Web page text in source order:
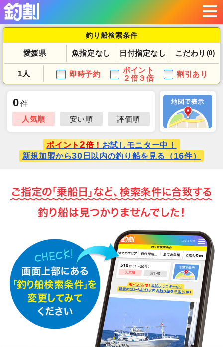
釣り船検索条件
愛媛県 魚指定なし 日付指定なし こだわり (0)
1人 即時予約
ポイント
２倍３倍
割引あり
0件
人気順
安い順 評価順
ポイント 2倍！ お試しモニター中！
新規加盟から30 日以内の釣り船を見る（16件）